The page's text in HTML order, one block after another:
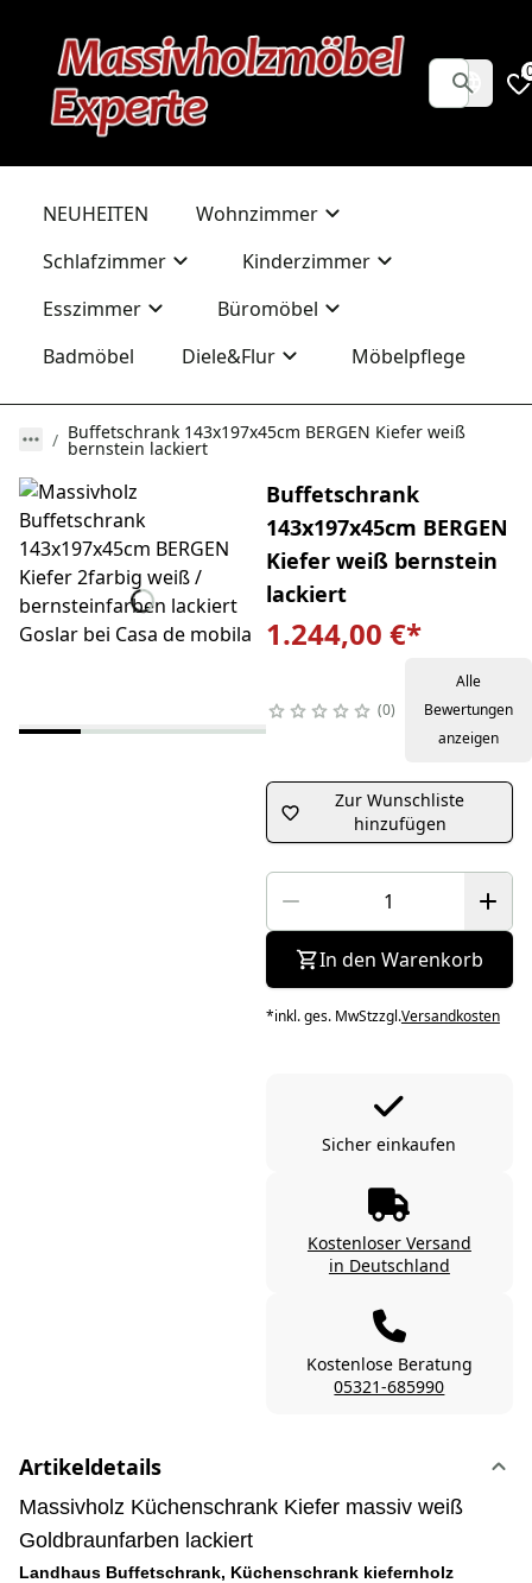
NEUHEITEN
Wohnzimmer
Schlafzimmer
Kinderzimmer
Esszimmer
Büromöbel
Badmöbel
Diele&Flur Möbelpflege
Buffetschrank 143x197x45cm BERGEN Kiefer weiß
bernstein lackiert
Buffetschrank
143x197x45cm BERGEN
Kiefer weiß bernstein
lackiert
1.244,00 €*
0
Alle
Bewertungen
anzeigen
Zur Wunschliste
hinzufügen
In den Warenkorb
*inkl. ges. MwStzzgl.Versandkosten
Sicher einkaufen
Kostenloser Versand
in Deutschland
Kostenlose Beratung
05321-685990
Artikeldetails
Massivholz Küchenschrank Kiefer massiv weiß
Goldbraunfarben lackiert
Landhaus Buffetschrank, Küchenschrank kiefernholz